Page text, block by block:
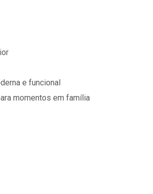
e funcional
momentos em família